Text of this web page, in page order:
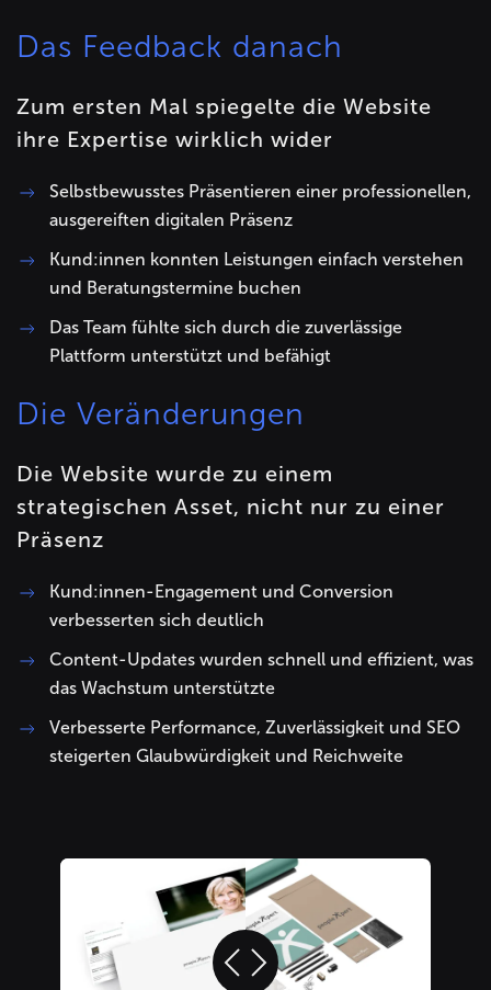
Das Feedback danach
Zum ersten Mal spiegelte die Website
ihre Expertise wirklich wider
Selbstbewusstes Präsentieren einer professionellen,
ausgereiften digitalen Präsenz
Kund:innen konnten Leistungen einfach verstehen
und Beratungstermine buchen
Das Team fühlte sich durch die zuverlässige
Plattform unterstützt und befähigt
Die Veränderungen
Die Website wurde zu einem
strategischen Asset, nicht nur zu einer
Präsenz
Kund:innen-Engagement und Conversion
verbesserten sich deutlich
Content-Updates wurden schnell und effizient, was
das Wachstum unterstützte
Verbesserte Performance, Zuverlässigkeit und SEO
steigerten Glaubwürdigkeit und Reichweite